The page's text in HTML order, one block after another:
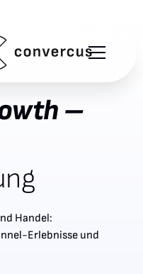
–
Handel:
Erlebnisse und